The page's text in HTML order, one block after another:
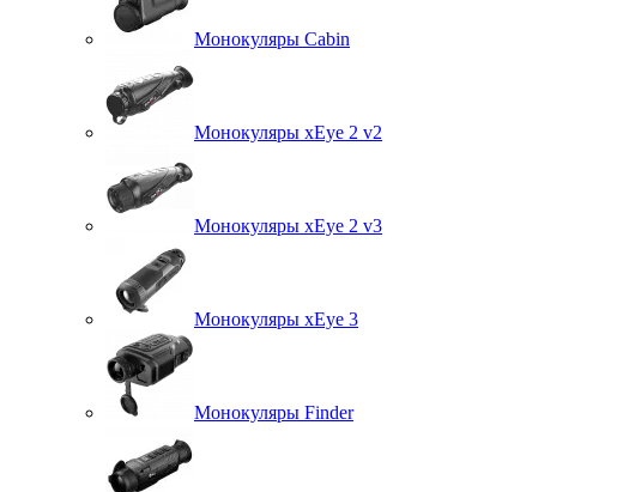
Монокуляры Cabin
Монокуляры xEye 2 v2
Монокуляры xEye 2 v3
Монокуляры xEye 3
Монокуляры Finder